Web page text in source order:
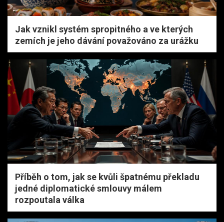
Jak vznikl systém spropitného a ve kterých
zemích je jeho dávání považováno za urážku
Příběh o tom, jak se kvůli špatnému překladu
jedné diplomatické smlouvy málem
rozpoutala válka